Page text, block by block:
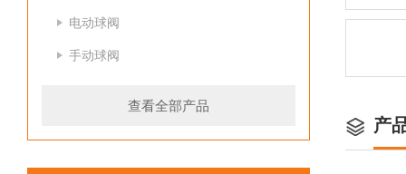
电动球阀
手动球阀
查看全部产品
产